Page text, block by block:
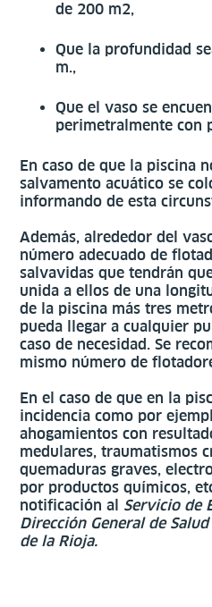
de 200 m2,
Que la profundidad
m.,
Que el vaso se
perimetralmente con
En caso de que la piscina
salvamento acuático se
informando de esta
Además, alrededor del
número adecuado de
salvavidas que tendrán
unida a ellos de una
de la piscina más tres
pueda llegar a cualquier
caso de necesidad. Se
mismo número de
En el caso de que en la
incidencia como por
ahogamientos con
medulares, traumatismos
quemaduras graves,
por productos químicos,
notificación al Servicio de
Dirección General de
de la Rioja.